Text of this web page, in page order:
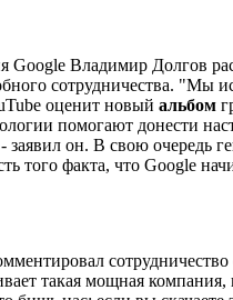
Google Владимир Долгов
сотрудничества. "Мы
оценит новый альбом
помогают донести
заявил он. В свою очередь
того факта, что Google
сотрудничество
такая мощная